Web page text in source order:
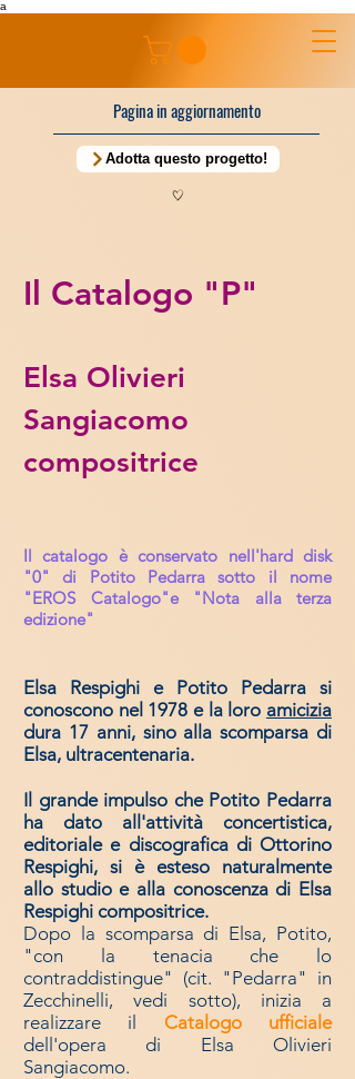
a
Pagina in aggiornamento
Adotta questo progetto!
Il Catalogo "P"
Elsa Olivieri
Sangiacomo
compositrice
Il catalogo è conservato nell'hard disk
"0" di Potito Pedarra sotto il nome
"EROS Catalogo"e "Nota alla terza
edizione"
Elsa Respighi e Potito Pedarra si
conoscono nel 1978 e la loro amicizia
dura 17 anni, sino alla scomparsa di
Elsa, ultracentenaria.
Il grande impulso che Potito Pedarra
ha dato all'attività concertistica,
editoriale e discografica di Ottorino
Respighi, si è esteso naturalmente
allo studio e alla conoscenza di Elsa
Respighi compositrice.
Dopo la scomparsa di Elsa, Potito,
"con la tenacia che lo
contraddistingue" (cit. "Pedarra" in
Zecchinelli, vedi sotto), inizia a
realizzare il Catalogo ufficiale
dell'opera di Elsa Olivieri
Sangiacomo.